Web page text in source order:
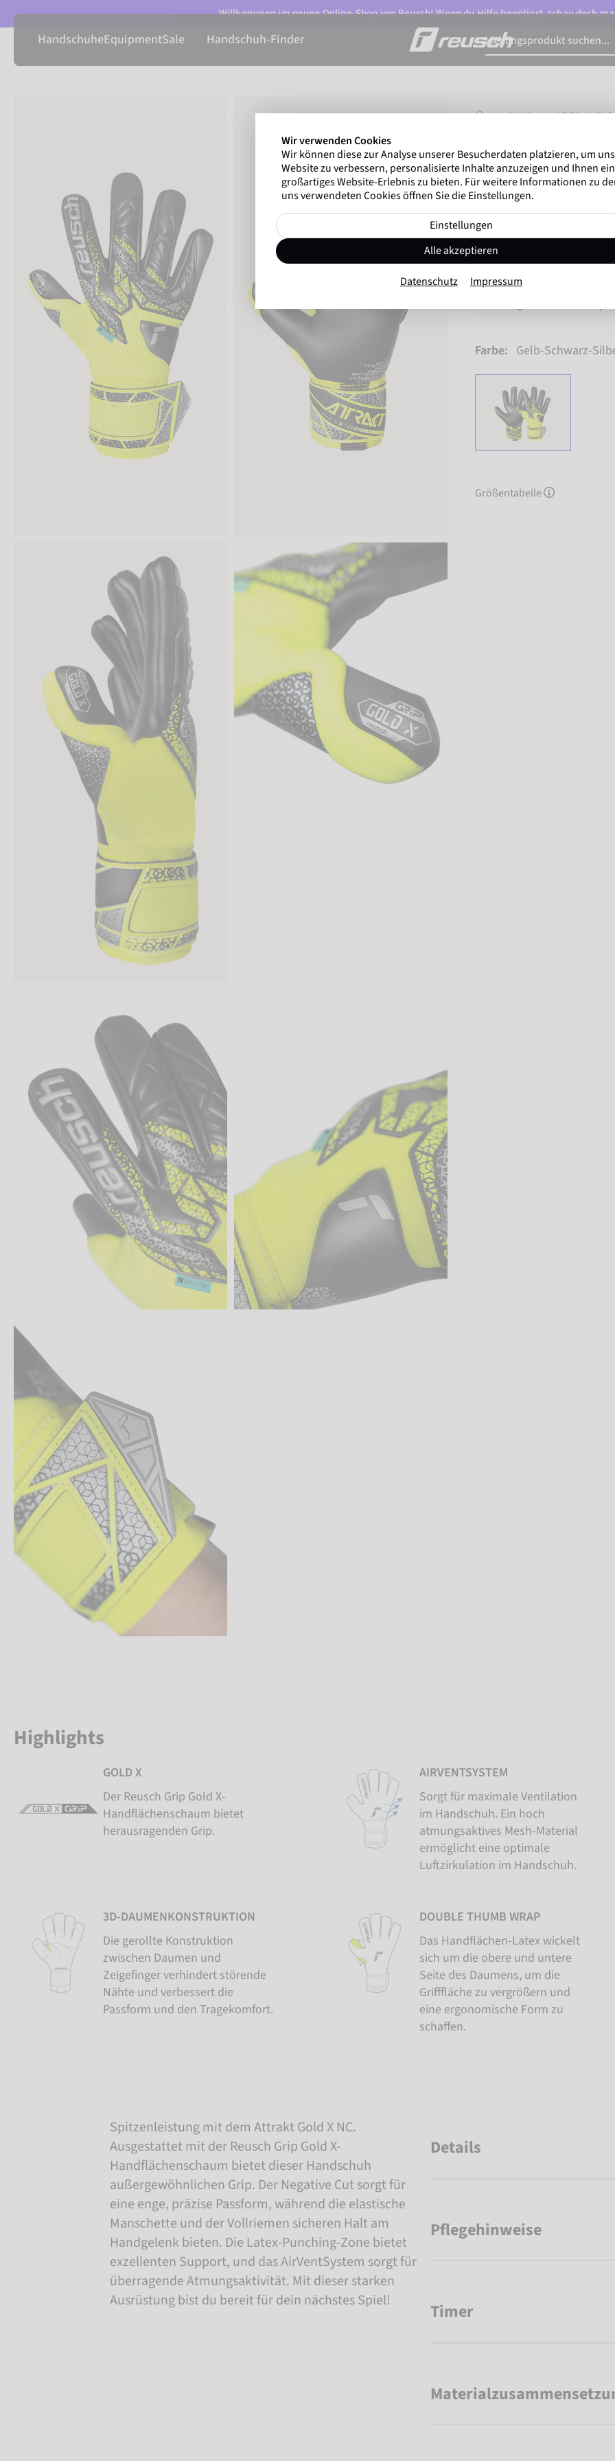
Willkommen im neuen Online-Shop von Reusch! Wenn du Hilfe benötigst, schau doch
HandschuheEquipmentSale Handschuh-Finder
STARTSEITE
SALE ATTRAKT
Gregor Kobel
ersten nationalen Ligen
Attrakt Gold X
Artikel-Nr. 5570955
Farbe: Gelb-Schwarz-
Größentabelle
Highlights
GOLD X
Der Reusch Grip Gold X-
Handflächenschaum bietet
herausragenden Grip.
AIRVENTSYSTEM
Sorgt für maximale Ventilation
im Handschuh. Ein hoch
atmungsaktives Mesh-Material
ermöglicht eine optimale
Luftzirkulation im Handschuh.
3D-DAUMENKONSTRUKTION
Die gerollte Konstruktion
zwischen Daumen und
Zeigefinger verhindert störende
Nähte und verbessert die
Passform und den Tragekomfort.
DOUBLE THUMB WRAP
Das Handflächen-Latex wickelt
sich um die obere und untere
Seite des Daumens, um die
Grifffläche zu vergrößern und
eine ergonomische Form zu
schaffen.
Spitzenleistung mit dem Attrakt Gold X NC.
Ausgestattet mit der Reusch Grip Gold X-
Handflächenschaum bietet dieser Handschuh
außergewöhnlichen Grip. Der Negative Cut sorgt für
eine enge, präzise Passform, während die elastische
Manschette und der Vollriemen sicheren Halt am
Handgelenk bieten. Die Latex-Punching-Zone bietet
exzellenten Support, und das AirVentSystem sorgt für
überragende Atmungsaktivität. Mit dieser starken
Ausrüstung bist du bereit für dein nächstes Spiel!
Details
Pflegehinweise
Timer
Wir verwenden Cookies
Wir können diese zur Analyse unserer Besucherdaten platzieren, um
Website zu verbessern, personalisierte Inhalte anzuzeigen und Ihnen ein
großartiges Website-Erlebnis zu bieten. Für weitere Informationen zu
uns verwendeten Cookies öffnen Sie die Einstellungen.
Einstellungen
Alle akzeptieren
Datenschutz Impressum